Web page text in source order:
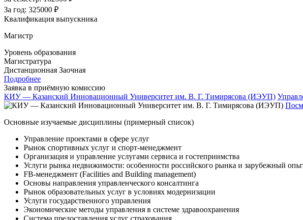
За год: 325000 ₽
Квалификация выпускника
Магистр
Уровень образования
Магистратура
Дистанционная Заочная
Подробнее
Заявка в приёмную комиссию
КИУ — Казанский Инновационный Университет им. В. Г. Тимирясова (ИЭУП)
Основные изучаемые дисциплины (примерный список)
Управление проектами в сфере услуг
Рынок спортивных услуг и спорт-менеджмент
Организация и управление услугами сервиса и гостеприимства
Услуги рынка недвижимости: особенности российского рынка и зарубежный
FB-менеджмент (Facilities and Building management)
Основы направления управленческого консалтинга
Рынок образовательных услуг в условиях модернизации
Услуги государственного управления
Экономические методы управления в системе здравоохранения